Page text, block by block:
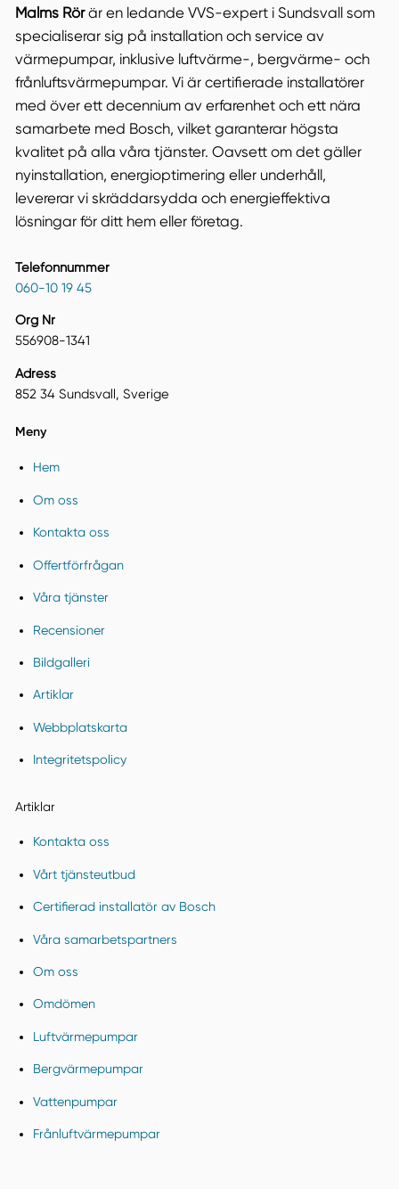
Malms Rörär en ledande VVS-expert i Sundsvall som
specialiserar sig på installation och service av
värmepumpar, inklusive luftvärme-, bergvärme- och
frånluftsvärmepumpar. Vi är certifierade installatörer
med över ett decennium av erfarenhet och ett nära
samarbete med Bosch, vilket garanterar högsta
kvalitet på alla våra tjänster. Oavsett om det gäller
nyinstallation, energioptimering eller underhåll,
levererar vi skräddarsydda och energieffektiva
lösningar för ditt hem eller företag.
Telefonnummer
060-10 19 45
Org Nr
556908-1341
Adress
852 34 Sundsvall, Sverige
Meny
Hem
Om oss
Kontakta oss
Offertförfrågan
Våra tjänster
Recensioner
Bildgalleri
Artiklar
Webbplatskarta
Integritetspolicy
Artiklar
Kontakta oss
Vårt tjänsteutbud
Certifierad installatör av Bosch
Våra samarbetspartners
Om oss
Omdömen
Luftvärmepumpar
Bergvärmepumpar
Vattenpumpar
Frånluftvärmepumpar